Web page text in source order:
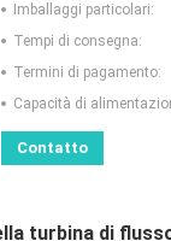
Imballaggi particolari:
Tempi di consegna:
Termini di pagamento:
Capacità di
Contatto
turbina di